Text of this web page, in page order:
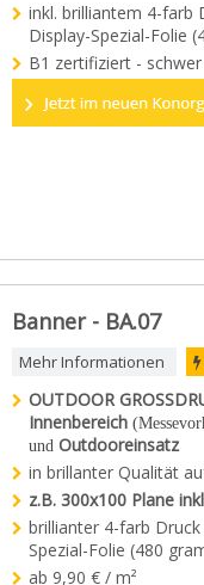
inkl. brilliantem 4-farb
Display-Spezial-Folie
B1 zertifiziert -
Banner - BA.07
Mehr Informationen
OUTDOOR
Innenbereich
und Outdooreinsatz
in brillanter Qualität
z.B. 300x100 Plane
brillianter 4-farb
Spezial-Folie (480
ab 9,90 € / m²